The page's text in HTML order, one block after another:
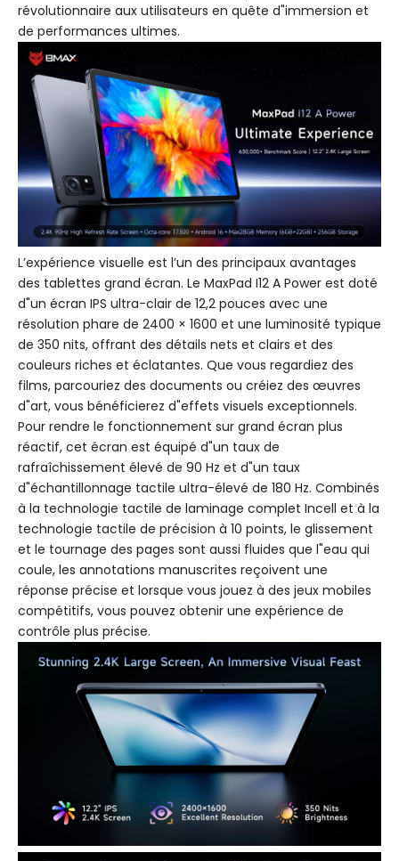
révolutionnaire aux utilisateurs en quête d"immersion et
de performances ultimes.
L’expérience visuelle est l’un des principaux avantages
des tablettes grand écran. Le MaxPad I12 A Power est doté
d"un écran IPS ultra-clair de 12,2 pouces avec une
résolution phare de 2400 × 1600 et une luminosité typique
de 350 nits, offrant des détails nets et clairs et des
couleurs riches et éclatantes. Que vous regardiez des
films, parcouriez des documents ou créiez des œuvres
d"art, vous bénéficierez d"effets visuels exceptionnels.
Pour rendre le fonctionnement sur grand écran plus
réactif, cet écran est équipé d"un taux de
rafraîchissement élevé de 90 Hz et d"un taux
d"échantillonnage tactile ultra-élevé de 180 Hz. Combinés
à la technologie tactile de laminage complet Incell et à la
technologie tactile de précision à 10 points, le glissement
et le tournage des pages sont aussi fluides que l"eau qui
coule, les annotations manuscrites reçoivent une
réponse précise et lorsque vous jouez à des jeux mobiles
compétitifs, vous pouvez obtenir une expérience de
contrôle plus précise.